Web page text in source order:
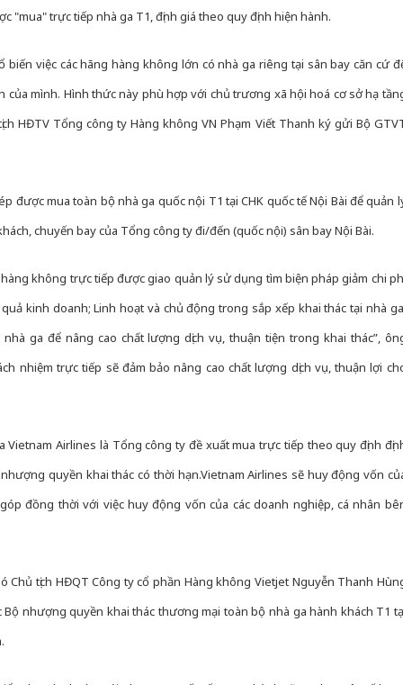
"mua" trực tiếp nhà ga T1, định giá theo quy định hiện hành.
việc các hãng hàng không lớn có nhà ga riêng tại sân bay căn cứ
của mình. Hình thức này phù hợp với chủ trương xã hội hoá cơ sở hạ
HĐTV Tổng công ty Hàng không VN Phạm Viết Thanh ký gửi Bộ
được mua toàn bộ nhà ga quốc nội T1 tại CHK quốc tế Nội Bài để quản
chuyến bay của Tổng công ty đi/đến (quốc nội) sân bay Nội Bài.
không trực tiếp được giao quản lý sử dụng tìm biện pháp giảm chi
kinh doanh; Linh hoạt và chủ động trong sắp xếp khai thác tại nhà
ga để nâng cao chất lượng dịch vụ, thuận tiện trong khai thác”,
nhiệm trực tiếp sẽ đảm bảo nâng cao chất lượng dịch vụ, thuận lợi
Vietnam Airlines là Tổng công ty đề xuất mua trực tiếp theo quy định
quyền khai thác có thời hạn.Vietnam Airlines sẽ huy động vốn
đồng thời với việc huy động vốn của các doanh nghiệp, cá nhân
Chủ tịch HĐQT Công ty cổ phần Hàng không Vietjet Nguyễn Thanh
nhượng quyền khai thác thương mại toàn bộ nhà ga hành khách T1